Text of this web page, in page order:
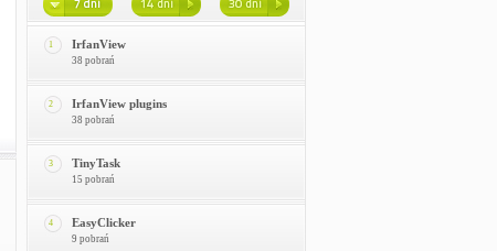
1 IrfanView
38 pobrań
2 IrfanView plugins
38 pobrań
3 TinyTask
15 pobrań
4 EasyClicker
9 pobrań